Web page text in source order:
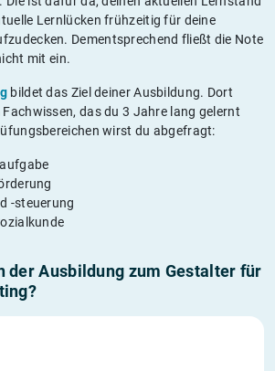
Lernlücken frühzeitig für deine
Dementsprechend fließt die Note
mit ein.
bildet das Ziel deiner Ausbildung. Dort
das du 3 Jahre lang gelernt
wirst du abgefragt:
-steuerung
der Ausbildung zum Gestalter für